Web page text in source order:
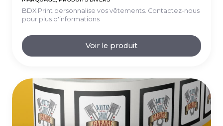
BDX Print personnalise vos vêtements. Contactez-nous
pour plus d'informations
Voir le produit